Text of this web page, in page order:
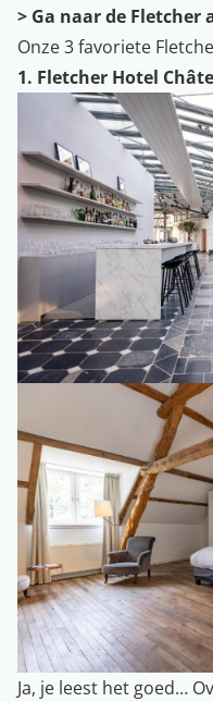
> Ga naar de Fletcher
Onze 3 favoriete
1. Fletcher Hotel
Ja, je leest het goed…